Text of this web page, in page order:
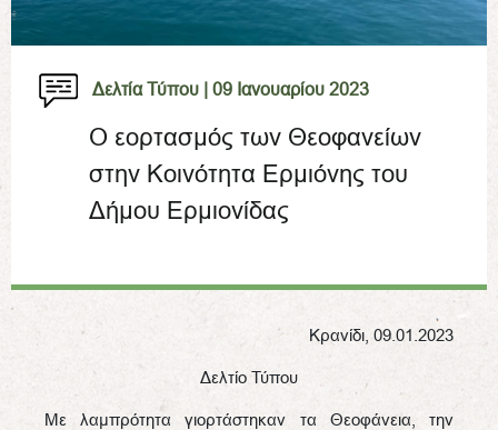
Δελτία Τύπου | 09 Ιανουαρίου 2023
Ο εορτασμός των Θεοφανείων
στην Κοινότητα Ερμιόνης του
Δήμου Ερμιονίδας
Κρανίδι, 09.01.2023
Δελτίο Τύπου
Με λαμπρότητα γιορτάστηκαν τα Θεοφάνεια, την